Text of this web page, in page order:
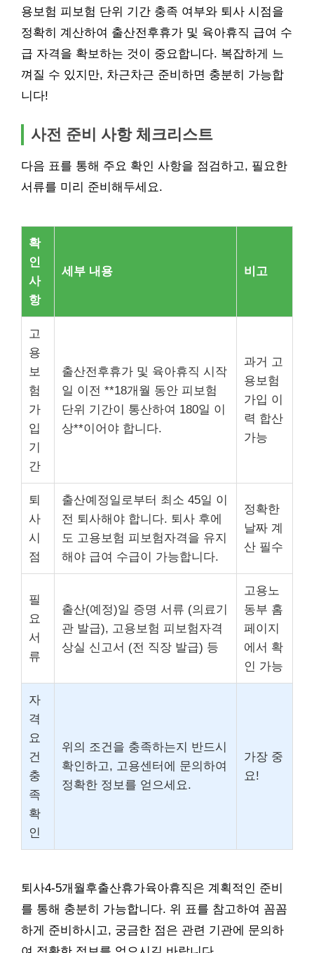
용보험 피보험 단위 기간 충족 여부와 퇴사 시점을
정확히 계산하여 출산전후휴가 및 육아휴직 급여 수
급 자격을 확보하는 것이 중요합니다. 복잡하게 느
껴질 수 있지만, 차근차근 준비하면 충분히 가능합
니다!
사전 준비 사항 체크리스트
다음 표를 통해 주요 확인 사항을 점검하고, 필요한
서류를 미리 준비해두세요.
확
인
사
항
세부 내용 비고
고
용
보
험
가
입
기
간
출산전후휴가 및 육아휴직 시작
일 이전 **18개월 동안 피보험
단위 기간이 통산하여 180일 이
상**이어야 합니다.
과거 고
용보험
가입 이
력 합산
가능
퇴
사
시
점
출산예정일로부터 최소 45일 이
전 퇴사해야 합니다. 퇴사 후에
도 고용보험 피보험자격을 유지
해야 급여 수급이 가능합니다.
정확한
날짜 계
산 필수
필
요
서
류
출산(예정)일 증명 서류 (의료기
관 발급), 고용보험 피보험자격
상실 신고서 (전 직장 발급) 등
고용노
동부 홈
페이지
에서 확
인 가능
자
격
요
건
충
족
확
인
위의 조건을 충족하는지 반드시
확인하고, 고용센터에 문의하여
정확한 정보를 얻으세요.
가장 중
요!
퇴사4-5개월후출산휴가육아휴직은 계획적인 준비
를 통해 충분히 가능합니다. 위 표를 참고하여 꼼꼼
하게 준비하시고, 궁금한 점은 관련 기관에 문의하